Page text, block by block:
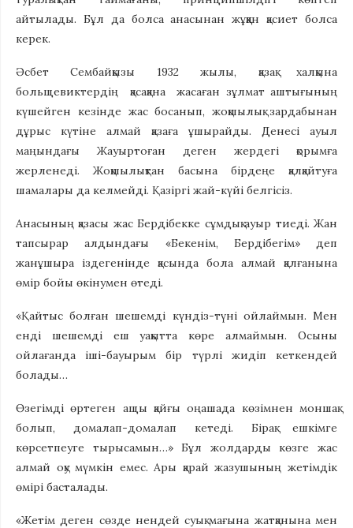
айтылады. Бұл да болса анасынан жұққан қасиет болса
керек.
Әсбет Сембайқызы 1932 жылы, қазақ халқына
больщевиктердің қасақана жасаған зұлмат аштығының
күшейген кезінде жас босанып, жоқшылық зардабынан
дұрыс күтіне алмай қазаға ұшырайды. Денесі ауыл
маңындағы Жауыртоған деген жердегі қорымға
жерленеді. Жоқшылықтан басына бірдеңе қалқайтуға
шамалары да келмейді. Қазіргі жай-күйі белгісіз.
Анасының қазасы жас Бердібекке сұмдық ауыр тиеді. Жан
тапсырар алдындағы «Бекенім, Бердібегім» деп
жанұшыра іздегенінде қасында бола алмай қалғанына
өмір бойы өкінумен өтеді.
«Қайтыс болған шешемді күндіз-түні ойлаймын. Мен
енді шешемді еш уақытта көре алмаймын. Осыны
ойлағанда іші-бауырым бір түрлі жидіп кеткендей
болады…
Өзегімді өртеген ащы қайғы оңашада көзімнен моншақ
болып, домалап-домалап кетеді. Бірақ ешкімге
көрсетпеуге тырысамын…» Бұл жолдарды көзге жас
алмай оқу мүмкін емес. Ары қарай жазушының жетімдік
өмірі басталады.
«Жетім деген сөзде нендей суық мағына жатқанына мен